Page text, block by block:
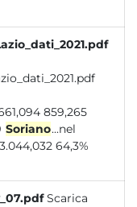
Soriano...nel
Scarica